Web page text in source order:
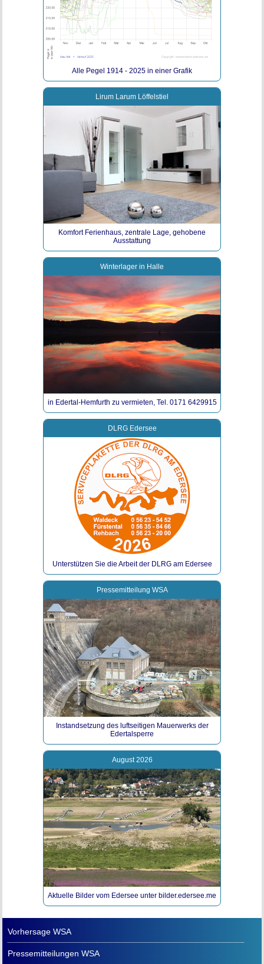
Alle Pegel 1914 - 2025 in einer Grafik
Lirum Larum Löffelstiel
Komfort Ferienhaus, zentrale Lage, gehobene
Ausstattung
Winterlager in Halle
in Edertal-Hemfurth zu vermieten, Tel. 0171 6429915
DLRG Edersee
Unterstützen Sie die Arbeit der DLRG am Edersee
Pressemitteilung WSA
Instandsetzung des luftseitigen Mauerwerks der
Edertalsperre
August 2026
Aktuelle Bilder vom Edersee unter bilder.edersee.me
Vorhersage WSA
Pressemitteilungen WSA